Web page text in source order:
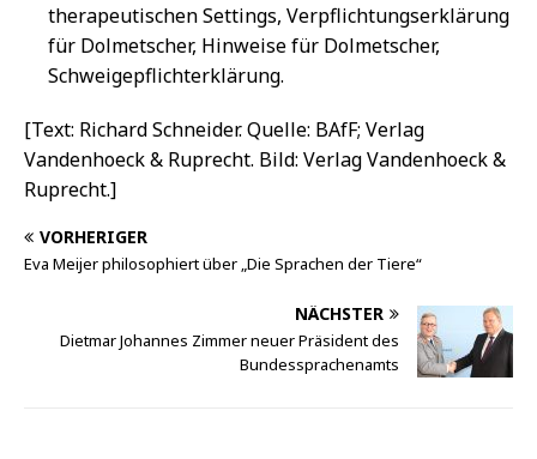
therapeutischen Settings, Verpflichtungserklärung
für Dolmetscher, Hinweise für Dolmetscher,
Schweigepflichterklärung.
[Text: Richard Schneider. Quelle: BAfF; Verlag
Vandenhoeck & Ruprecht. Bild: Verlag Vandenhoeck &
Ruprecht.]
VORHERIGER
Eva Meijer philosophiert über „Die Sprachen der Tiere“
NÄCHSTER
Dietmar Johannes Zimmer neuer Präsident des
Bundessprachenamts